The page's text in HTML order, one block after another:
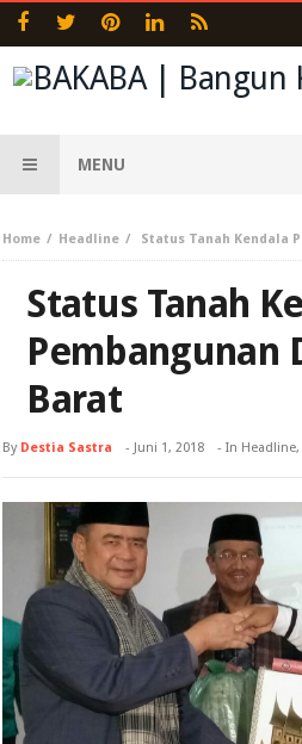
MENU
Home Headline Status Tanah Kendala
Status Tanah
Pembangunan
Barat
By Destia Sastra - Juni 1, 2018 - In Headline,